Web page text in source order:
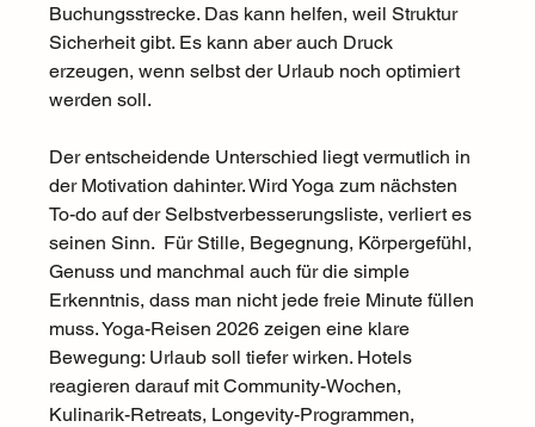
Buchungsstrecke. Das kann helfen, weil Struktur
Sicherheit gibt. Es kann aber auch Druck
erzeugen, wenn selbst der Urlaub noch optimiert
werden soll.
Der entscheidende Unterschied liegt vermutlich in
der Motivation dahinter. Wird Yoga zum nächsten
To-do auf der Selbstverbesserungsliste, verliert es
seinen Sinn.  Für Stille, Begegnung, Körpergefühl,
Genuss und manchmal auch für die simple
Erkenntnis, dass man nicht jede freie Minute füllen
muss. Yoga-Reisen 2026 zeigen eine klare
Bewegung: Urlaub soll tiefer wirken. Hotels
reagieren darauf mit Community-Wochen,
Kulinarik-Retreats, Longevity-Programmen,